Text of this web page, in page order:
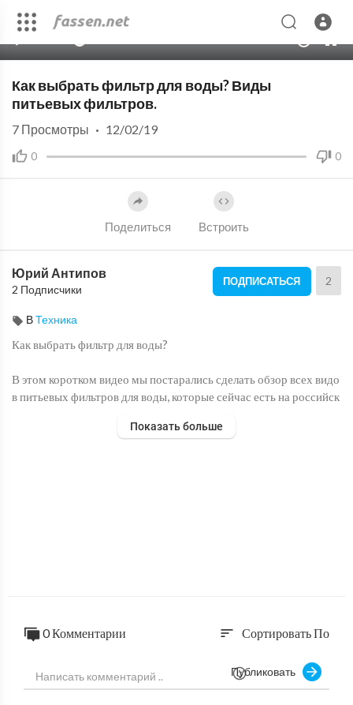
Как выбрать фильтр для воды? Виды
питьевых фильтров.
0 0
7 Просмотры · 12/02/19
Поделиться Встроить
Юрий Антипов
2 Подписчики
ПОДПИСАТЬСЯ 2
ВТехника
Как выбрать фильтр для воды?
В этом коротком видео мы постарались сделать обзор всех видо
в питьевых фильтров для воды, которые сейчас есть на российск
от самых простейших фильтров-кувшинов до системы обратно
Показать больше
0 Комментарии sort Сортировать По
Публиковать